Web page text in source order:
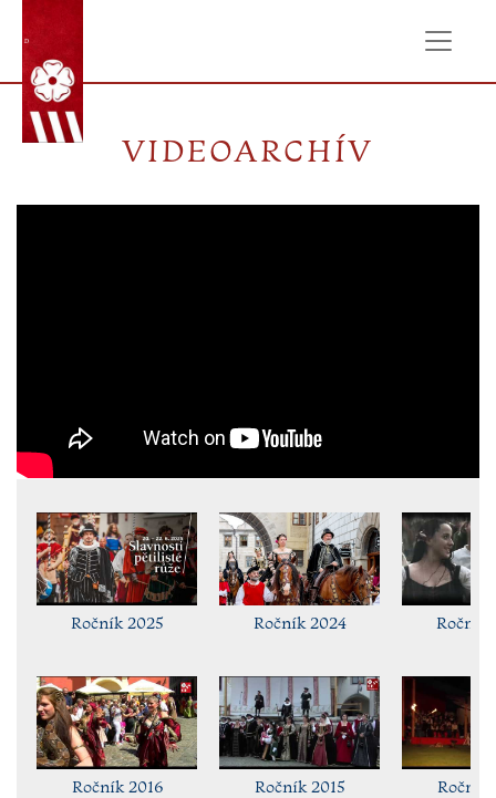
ÚVOD
VIDEOARCHÍV
Ročník 2025 Ročník 2024 Ročník
Ročník 2016 Ročník 2015 Ročník